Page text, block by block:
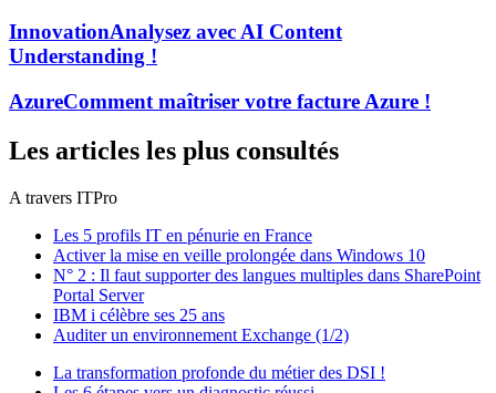
InnovationAnalysez avec AI Content
Understanding !
AzureComment maîtriser votre facture Azure !
Les articles les plus consultés
A travers ITPro
Les 5 profils IT en pénurie en France
Activer la mise en veille prolongée dans Windows 10
N° 2 : Il faut supporter des langues multiples dans SharePoint
Portal Server
IBM i célèbre ses 25 ans
Auditer un environnement Exchange (1/2)
La transformation profonde du métier des DSI !